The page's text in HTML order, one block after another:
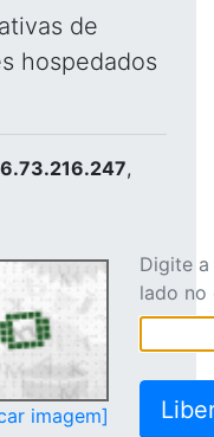
de
hospedados
,
imagem]
Digite
lado no